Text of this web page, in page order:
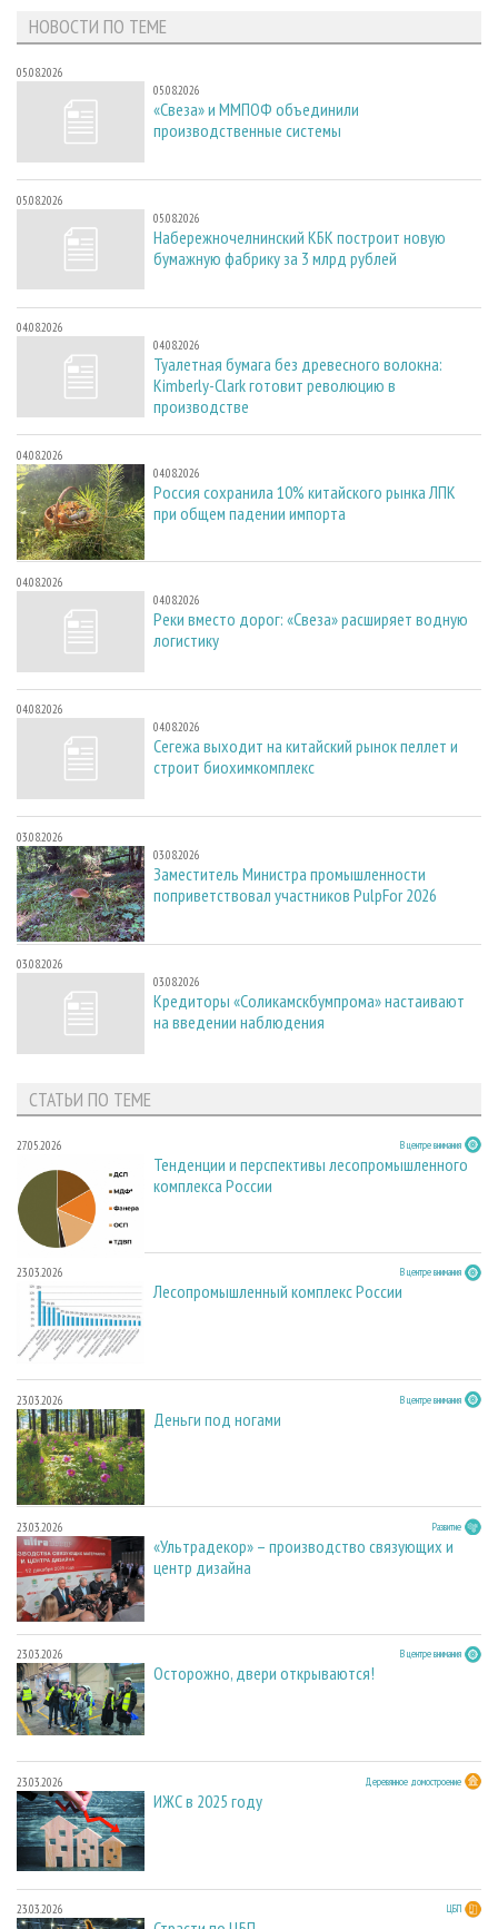
НОВОСТИ ПО ТЕМЕ
05.08.2026
05.08.2026
«Свеза» и ММПОФ объединили
производственные системы
05.08.2026
05.08.2026
Набережночелнинский КБК построит новую
бумажную фабрику за 3 млрд рублей
04.08.2026
04.08.2026
Туалетная бумага без древесного волокна:
Kimberly-Clark готовит революцию в
производстве
04.08.2026
04.08.2026
Россия сохранила 10% китайского рынка ЛПК
при общем падении импорта
04.08.2026
04.08.2026
Реки вместо дорог: «Свеза» расширяет водную
логистику
04.08.2026
04.08.2026
Сегежа выходит на китайский рынок пеллет и
строит биохимкомплекс
03.08.2026
03.08.2026
Заместитель Министра промышленности
поприветствовал участников PulpFor 2026
03.08.2026
03.08.2026
Кредиторы «Соликамскбумпрома» настаивают
на введении наблюдения
СТАТЬИ ПО ТЕМЕ
27.05.2026 В центре внимания
Тенденции и перспективы лесопромышленного
комплекса России
23.03.2026 В центре внимания
Лесопромышленный комплекс России
23.03.2026 В центре внимания
Деньги под ногами
23.03.2026 Развитие
«Ультрадекор» – производство связующих и
центр дизайна
23.03.2026 В центре внимания
Осторожно, двери открываются!
23.03.2026 Деревянное домостроение
ИЖС в 2025 году
23.03.2026 ЦБП